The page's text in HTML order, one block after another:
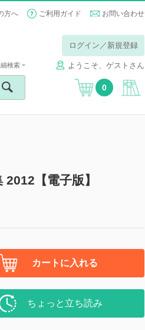
方へ ご利用ガイド お問い合わせ
ログイン／新規登録
ようこそ、ゲストさん
検索
0
【電子版】
カートに入れる
ちょっと立ち読み